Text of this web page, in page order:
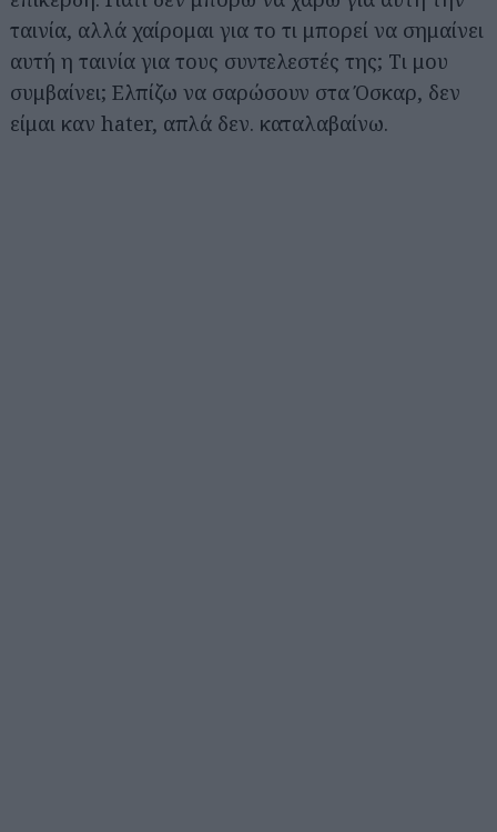
ταινία, αλλά χαίρομαι για το τι μπορεί να σημαίνει
αυτή η ταινία για τους συντελεστές της; Τι μου
συμβαίνει; Ελπίζω να σαρώσουν στα Όσκαρ, δεν
είμαι καν hater, απλά δεν. καταλαβαίνω.